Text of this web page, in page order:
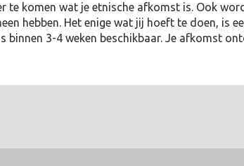
te komen wat je etnische afkomst is. Ook
hebben. Het enige wat jij hoeft te doen, is
binnen 3-4 weken beschikbaar. Je afkomst